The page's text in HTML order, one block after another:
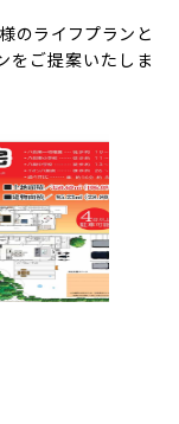
のライフプランと
をご提案いたしま